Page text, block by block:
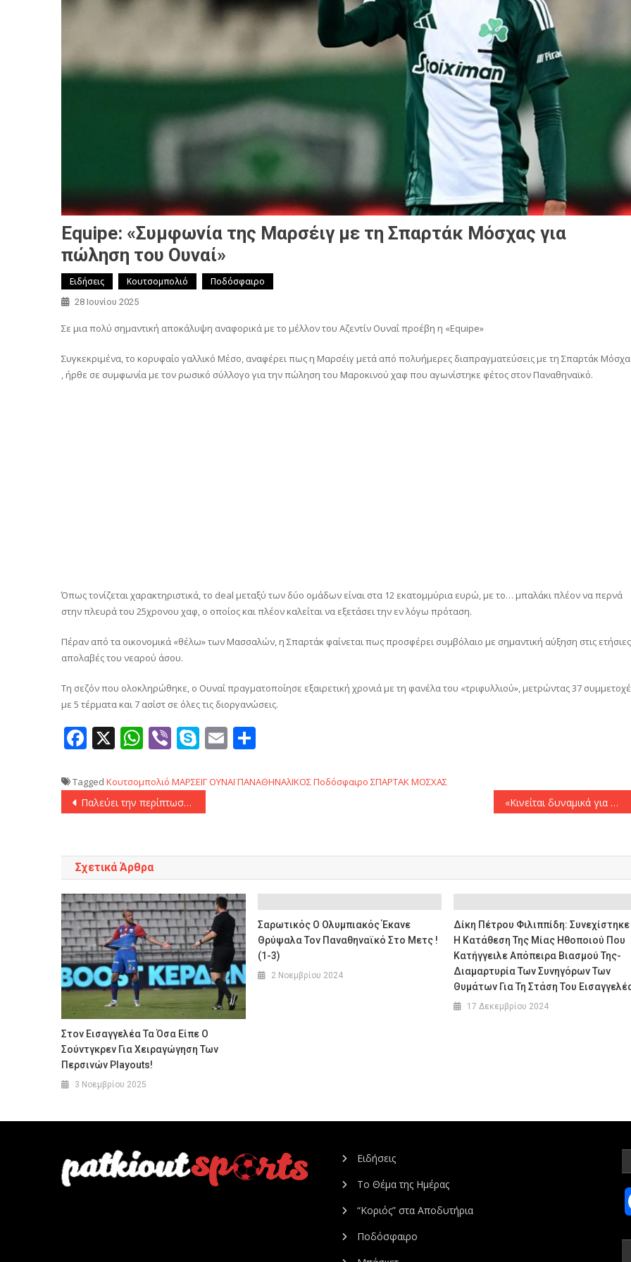
Equipe: «Συμφωνία της Μαρσέιγ με τη Σπαρτάκ Μόσχας για
πώληση του Ουναί»
Ειδήσεις Κουτσομπολιό Ποδόσφαιρο
28 Ιουνίου 2025
Σε μια πολύ σημαντική αποκάλυψη αναφορικά με το μέλλον του Αζεντίν Ουναΐ προέβη η «Equipe»
Συγκεκριμένα, το κορυφαίο γαλλικό Μέσο, αναφέρει πως η Μαρσέιγ μετά από πολυήμερες διαπραγματεύσεις με τη Σπαρτάκ
, ήρθε σε συμφωνία με τον ρωσικό σύλλογο για την πώληση του Μαροκινού χαφ που αγωνίστηκε φέτος στον Παναθηναϊκό.
Όπως τονίζεται χαρακτηριστικά, το deal μεταξύ των δύο ομάδων είναι στα 12 εκατομμύρια ευρώ, με το… μπαλάκι πλέον να περνά
στην πλευρά του 25χρονου χαφ, ο οποίος και πλέον καλείται να εξετάσει την εν λόγω πρόταση.
Πέραν από τα οικονομικά «θέλω» των Μασσαλών, η Σπαρτάκ φαίνεται πως προσφέρει συμβόλαιο με σημαντική αύξηση στις ετήσιες
απολαβές του νεαρού άσου.
Τη σεζόν που ολοκληρώθηκε, ο Ουναΐ πραγματοποίησε εξαιρετική χρονιά με τη φανέλα του «τριφυλλιού», μετρώντας 37
με 5 τέρματα και 7 ασίστ σε όλες τις διοργανώσεις.
Facebook
X WhatsApp
ViberSkype
Email
Tagged Κουτσομπολιό ΜΑΡΣΕΙΓ ΟΥΝΑΪΠΑΝΑΘΗΝΑλΙΚΟΣΠοδόσφαιρο ΣΠΑΡΤΑΚ ΜΟΣΧΑΣ
Πλοήγηση
Παλεύει την περίπτωση του Σεν Μαξιμέν ο Ολυμπιακός! «Κινείται δυναμικά για Μαμουκελασβίλι ο Παναθηναϊκός»!
Σχετικά Άρθρα
Στον Εισαγγελέα Τα Όσα Είπε Ο
Σούντγκρεν Για Χειραγώγηση Των
Περσινών Playouts!
3 Νοεμβρίου 2025
Σαρωτικός Ο Ολυμπιακός Έκανε
Θρύψαλα Τον Παναθηναϊκό Στο Μετς !
(1-3)
2 Νοεμβρίου 2024
Δίκη Πέτρου Φιλιππίδη: Συνεχίστηκε
Η Κατάθεση Της Μίας Ηθοποιού Που
Κατήγγειλε Απόπειρα Βιασμού Της-
Διαμαρτυρία Των Συνηγόρων Των
Θυμάτων Για Τη Στάση Του
17 Δεκεμβρίου 2024
Ειδήσεις
Το Θέμα της Ημέρας
“Κοριός” στα Αποδυτήρια
Ποδόσφαιρο